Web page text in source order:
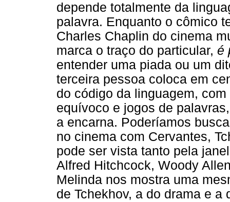
depende totalmente da
palavra. Enquanto o cômico
Charles Chaplin do cinema
marca o traço do particular, é
entender uma piada ou um
terceira pessoa coloca em
do código da linguagem,
equívoco e jogos de
a encarna. Poderíamos
no cinema com Cervantes,
pode ser vista tanto pela
Alfred Hitchcock, Woody
Melinda nos mostra uma
de Tchekhov, a do drama e a